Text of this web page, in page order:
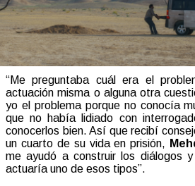
“Me preguntaba cuál era el
actuación misma o alguna otra
yo el problema porque no conocía
que no había lidiado con
conocerlos bien. Así que recibí
un cuarto de su vida en prisión,
me ayudó a construir los diálogos
actuaría uno de esos tipos”.